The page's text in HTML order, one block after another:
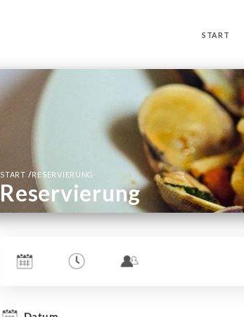
START
START /RESERVIERUNG
Reservierung